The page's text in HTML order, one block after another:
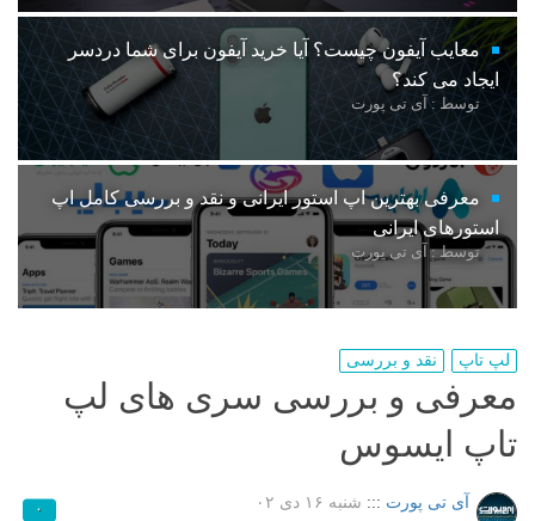
معایب آیفون چیست؟ آیا خرید آیفون برای شما دردسر
ایجاد می کند؟
توسط : آی تی پورت
معرفی بهترین اپ استور ایرانی و نقد و بررسی کامل اپ
استورهای ایرانی
توسط : آی تی پورت
لپ تاپ نقد و بررسی
معرفی و بررسی سری های لپ
تاپ ایسوس
آی تی پورت ::: شنبه ۱۶ دی ۰۲ ۰